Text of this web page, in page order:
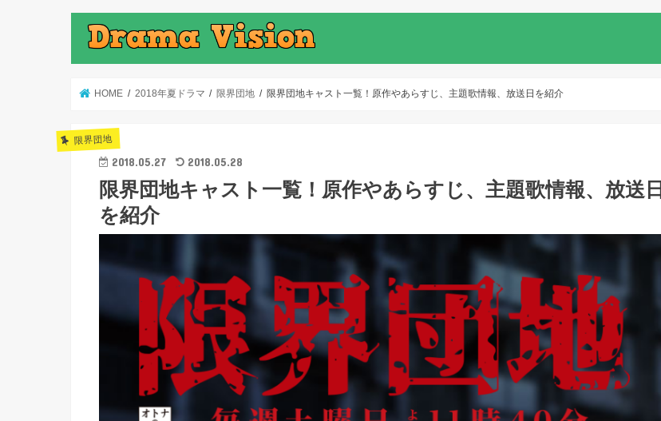
HOME 2018年夏ドラマ 限界団地 限界団地キャスト一覧！原作やあらすじ、主題歌情報、放送日を紹介
限界団地
2018.05.27 2018.05.28
限界団地キャスト一覧！原作やあらすじ、主題歌情報、放送日
を紹介